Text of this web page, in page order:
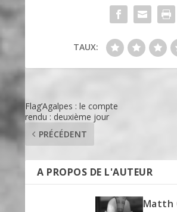
TAUX:
Flag’Agalpes : le compte
rendu : deuxième jour
PRÉCÉDENT
A PROPOS DE L'AUTEUR
Matth